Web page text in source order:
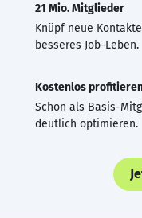
21 Mio. Mitglieder
Knüpf neue
besseres Job-Leben.
Kostenlos
Schon als Basis-
deutlich optimieren.